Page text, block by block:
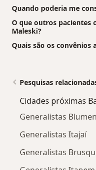
Quando poderia me
O que outros pacientes
Maleski?
Quais são os convênios
Pesquisas
Cidades próximas
Generalistas
Generalistas Itajaí
Generalistas